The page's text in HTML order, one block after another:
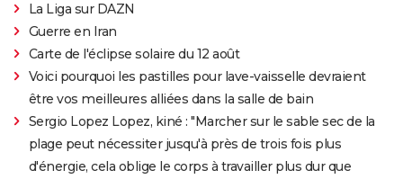
La Liga sur DAZN
Guerre en Iran
Carte de l'éclipse solaire du 12 août
Voici pourquoi les pastilles pour lave-vaisselle devraient
être vos meilleures alliées dans la salle de bain
Sergio Lopez Lopez, kiné : "Marcher sur le sable sec de la
plage peut nécessiter jusqu'à près de trois fois plus
d'énergie, cela oblige le corps à travailler plus dur que